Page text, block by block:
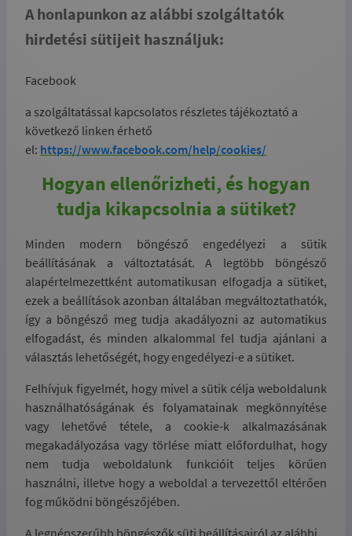
A honlapunkon az alábbi szolgáltatók
hirdetési sütijeit használjuk:
Facebook
a szolgáltatással kapcsolatos részletes tájékoztató a
következő linken érhető
el: https://www.facebook.com/help/cookies/
Hogyan ellenőrizheti, és hogyan
tudja kikapcsolnia a sütiket?
Minden modern böngésző engedélyezi a sütik
beállításának a változtatását. A legtöbb böngésző
alapértelmezettként automatikusan elfogadja a sütiket,
ezek a beállítások azonban általában megváltoztathatók,
így a böngésző meg tudja akadályozni az automatikus
elfogadást, és minden alkalommal fel tudja ajánlani a
választás lehetőségét, hogy engedélyezi-e a sütiket.
Felhívjuk figyelmét, hogy mivel a sütik célja weboldalunk
használhatóságának és folyamatainak megkönnyítése
vagy lehetővé tétele, a cookie-k alkalmazásának
megakadályozása vagy törlése miatt előfordulhat, hogy
nem tudja weboldalunk funkcióit teljes körűen
használni, illetve hogy a weboldal a tervezettől eltérően
fog működni böngészőjében.
A legnépszerűbb böngészők süti beállításairól az alábbi